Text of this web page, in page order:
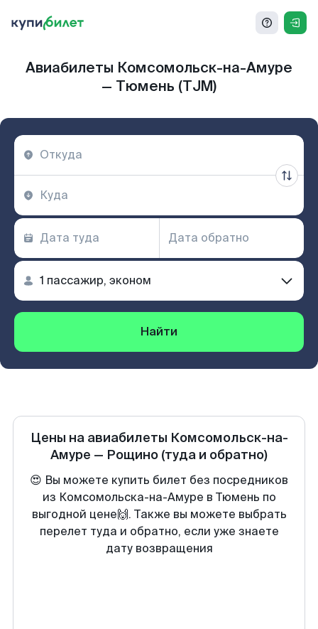
Авиабилеты Комсомольск-на-Амуре
— Тюмень (TJM)
Найти
Цены на авиабилеты Комсомольск-на-
Амуре — Рощино (туда и обратно)
😍 Вы можете купить билет без посредников
из Комсомольска-на-Амуре в Тюмень по
выгодной цене🙌. Также вы можете выбрать
перелет туда и обратно, если уже знаете
дату возвращения